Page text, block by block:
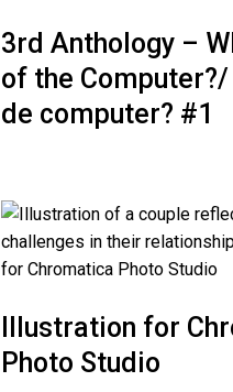
3rd Anthology –
of the
de computer? #1
Illustration for
Photo Studio